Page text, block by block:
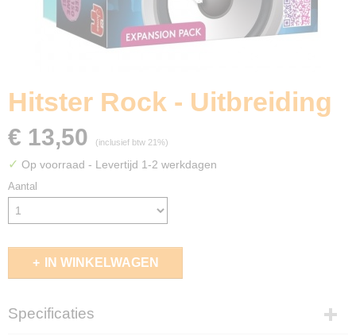
Hitster Rock - Uitbreiding
€ 13,50 (inclusief btw 21%)
✓ Op voorraad - Levertijd 1-2 werkdagen
Aantal
IN WINKELWAGEN
Specificaties